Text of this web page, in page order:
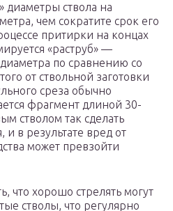
диаметры ствола на
чем сократите срок его
притирки на концах
«раструб» —
по сравнению со
от ствольной заготовки
среза обычно
фрагмент длиной 30-
стволом так сделать
и в результате вред от
может превзойти
что хорошо стрелять могут
стволы, что регулярно